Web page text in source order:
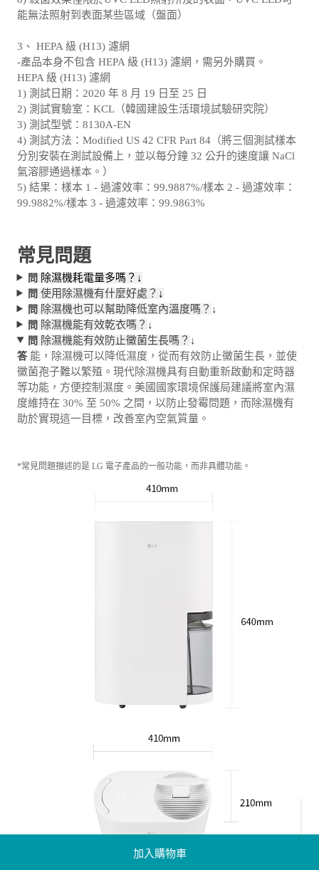
加入購物車
能無法照射到表面某些區域（盤面）
3、 HEPA 級 (H13) 濾網
-產品本身不包含 HEPA 級 (H13) 濾網，需另外購買。
HEPA 級 (H13) 濾網
1) 測試日期：2020 年 8 月 19 日至 25 日
2) 測試實驗室：KCL（韓國建設生活環境試驗研究院）
3) 測試型號：8130A-EN
4) 測試方法：Modified US 42 CFR Part 84（將三個測試樣本
分別安裝在測試設備上，並以每分鐘 32 公升的速度讓 NaCl
氣溶膠通過樣本。）
5) 結果：樣本 1 - 過濾效率：99.9887%/樣本 2 - 過濾效率：
99.9882%/樣本 3 - 過濾效率：99.9863%
常見問題
問 除濕機耗電量多嗎？↓
問使用除濕機有什麼好處？ ↓
問 除濕機也可以幫助降低室內溫度嗎？ ↓
問 除濕機能有效乾衣嗎？ ↓
問 除濕機能有效防止黴菌生長嗎？ ↓
答 能，除濕機可以降低濕度，從而有效防止黴菌生長，並使
黴菌孢子難以繁殖。現代除濕機具有自動重新啟動和定時器
等功能，方便控制濕度。美國國家環境保護局建議將室內濕
度維持在 30% 至 50% 之間，以防止發霉問題，而除濕機有
助於實現這一目標，改善室內空氣質量。
*常見問題描述的是 LG 電子產品的一般功能，而非具體功能。